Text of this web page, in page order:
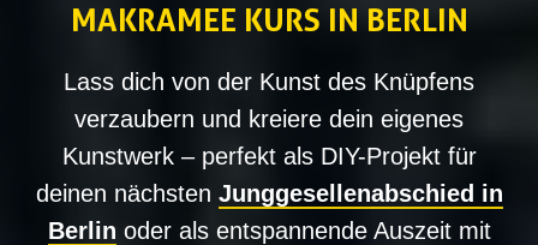
MAKRAMEE KURS IN BERLIN
Lass dich von der Kunst des Knüpfens
verzaubern und kreiere dein eigenes
Kunstwerk – perfekt als DIY-Projekt für
deinen nächsten Junggesellenabschied in
Berlin oder als entspannende Auszeit mit